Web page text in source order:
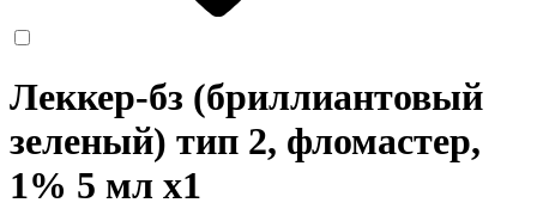
Леккер-бз (бриллиантовый
зеленый) тип 2, фломастер,
1% 5 мл x1